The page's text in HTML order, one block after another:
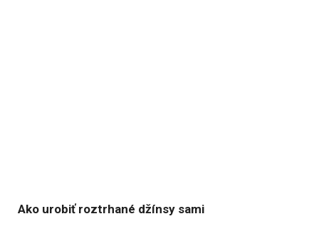
Ako urobiť roztrhané džínsy sami